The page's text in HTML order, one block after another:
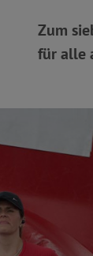
Zum
für alle